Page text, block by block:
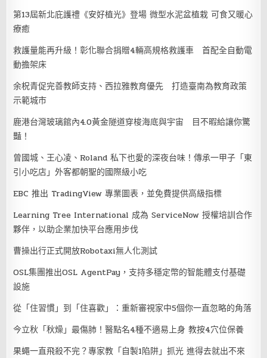
第13屆新北庇護禮《安好植光》登場 微型水泥盆植栽 可食又暖心
療癒
救護量能再升級！彰化聯合捐贈4輛高規格救護車 首配全自動電
動擔架床
余柷青促完善教師支持、西拉雅教育優先 打造臺南為教育政策
示範城市
鹿港台灣玻璃館內4.0黃金隧道穿梭海底與宇宙 目不暇給讓你驚
豔！
曾國城、王心凌、Roland 私下也愛的深夜台味！傳承一甲子「東
引小吃店」外客都朝聖的國際級小吃
EBC 推出 TradingView 專業圖表，並免費提供高級指標
Learning Tree International 成為 ServiceNow 授權培訓合作
夥伴，以助企業加快平台應用步伐
曹操出行正式開放Robotaxi無人化測試
OSL集團推出OSL AgentPay，支持多穩定幣的智能體支付基礎
設施
從「住習慣」到「住喜歡」：重新審視家中5個你一直忽略的角落
今立秋「秋燥」最傷肺！醫點名4種不適易上身 教按4穴位保養
果蠅一直飛殺不完？專家教「自製1陷阱」抓光 進得去就出不來